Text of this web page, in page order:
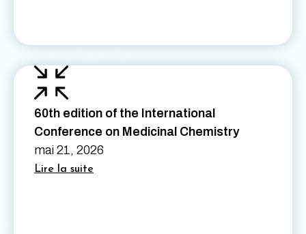
60th edition of the International
Conference on Medicinal Chemistry
mai 21, 2026
Lire la suite